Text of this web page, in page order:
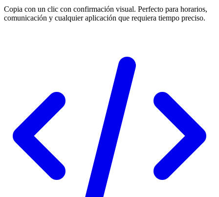
Copia con un clic con confirmación visual. Perfecto para horarios,
comunicación y cualquier aplicación que requiera tiempo preciso.